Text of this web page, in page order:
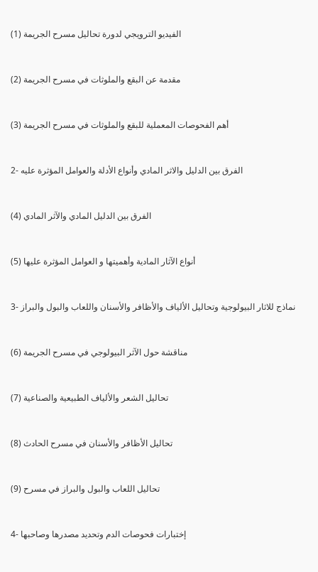
(1) الفيديو الترويجي لدورة تحاليل مسرح الجريمة
(2) مقدمة عن البقع والملوثات في مسرح الجريمة
(3) أهم الفحوصات المعملية للبقع والملوثات في مسرح الجريمة
2- الفرق بين الدليل والاثر المادي وأنواع الأدلة والعوامل المؤثرة عليه
(4) الفرق بين الدليل المادي والآثر المادي
(5) أنواع الآثار المادية وأهميتها و العوامل المؤثرة عليها
3- نماذج للاثار البيولوجية وتحاليل الألياف والأظافر والأسنان واللعاب والبول والبراز
(6) مناقشة حول الآثر البيولوجي في مسرح الجريمة
(7) تحاليل الشعر والألياف الطبيعية والصناعية
(8) تحاليل الأظافر والأسنان في مسرح الحادث
(9) تحاليل اللعاب والبول والبراز في مسرح
4- إختبارات فحوصات الدم وتحديد مصدرها وصاحبها